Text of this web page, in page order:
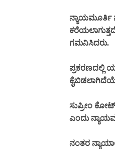
ನ್ಯಾಯಮೂರ್ತಿ
ಗಮನಿಸಿದರು.
ಪ್ರಕರಣದಲ್ಲಿ
ಸುಪ್ರೀಂ
ಎಂದು
ನಂತರ